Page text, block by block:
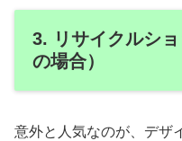
3. リサイクルシ
の場合）
意外と人気なのが、デザ